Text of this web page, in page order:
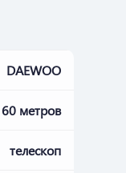
DAEWOO
60 метров
телескоп